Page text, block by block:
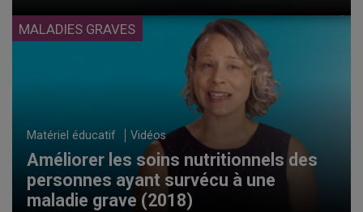
2018; 43(4): 471-480.
MALADIES GRAVES
Matériel éducatif Vidéos
Améliorer les soins nutritionnels des
personnes ayant survécu à une
maladie grave (2018)